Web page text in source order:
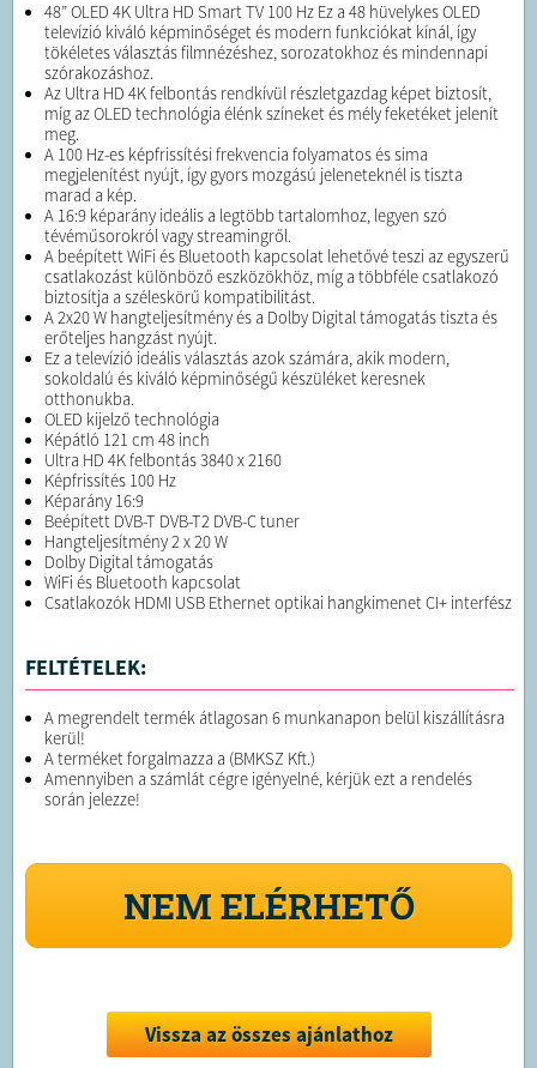
48” OLED 4K Ultra HD Smart TV 100 Hz Ez a 48 hüvelykes OLED
televízió kiváló képminőséget és modern funkciókat kínál, így
tökéletes választás filmnézéshez, sorozatokhoz és mindennapi
szórakozáshoz.
Az Ultra HD 4K felbontás rendkívül részletgazdag képet biztosít,
míg az OLED technológia élénk színeket és mély feketéket jelenít
meg.
A 100 Hz-es képfrissítési frekvencia folyamatos és sima
megjelenítést nyújt, így gyors mozgású jeleneteknél is tiszta
marad a kép.
A 16:9 képarány ideális a legtöbb tartalomhoz, legyen szó
tévéműsorokról vagy streamingről.
A beépített WiFi és Bluetooth kapcsolat lehetővé teszi az egyszerű
csatlakozást különböző eszközökhöz, míg a többféle csatlakozó
biztosítja a széleskörű kompatibilitást.
A 2x20 W hangteljesítmény és a Dolby Digital támogatás tiszta és
erőteljes hangzást nyújt.
Ez a televízió ideális választás azok számára, akik modern,
sokoldalú és kiváló képminőségű készüléket keresnek
otthonukba.
OLED kijelző technológia
Képátló 121 cm 48 inch
Ultra HD 4K felbontás 3840 x 2160
Képfrissítés 100 Hz
Képarány 16:9
Beépített DVB-T DVB-T2 DVB-C tuner
Hangteljesítmény 2 x 20 W
Dolby Digital támogatás
WiFi és Bluetooth kapcsolat
Csatlakozók HDMI USB Ethernet optikai hangkimenet CI+ interfész
FELTÉTELEK:
A megrendelt termék átlagosan 6 munkanapon belül kiszállításra
kerül!
A terméket forgalmazza a (BMKSZ Kft.)
Amennyiben a számlát cégre igényelné, kérjük ezt a rendelés
során jelezze!
NEM ELÉRHETŐ
Vissza az összes ajánlathoz